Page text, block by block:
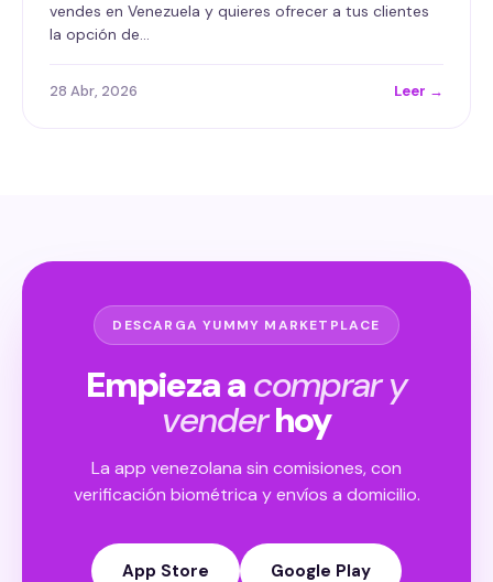
vendes en Venezuela y quieres ofrecer a tus clientes
la opción de…
28 Abr, 2026 Leer →
DESCARGA YUMMY MARKETPLACE
Empieza acomprar y
venderhoy
La app venezolana sin comisiones, con
verificación biométrica y envíos a domicilio.
App Store Google Play